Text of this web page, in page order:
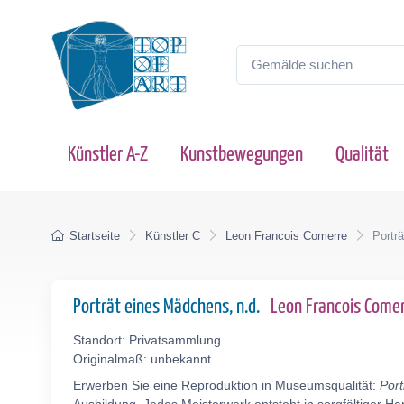
Künstler A-Z Kunstbewegungen Qualität
Startseite Künstler C Leon Francois Comerre
Porträt eines Mädchens, n.d. Leon Francois
Standort: Privatsammlung
Originalmaß: unbekannt
Erwerben Sie eine Reproduktion in Museumsqualität: